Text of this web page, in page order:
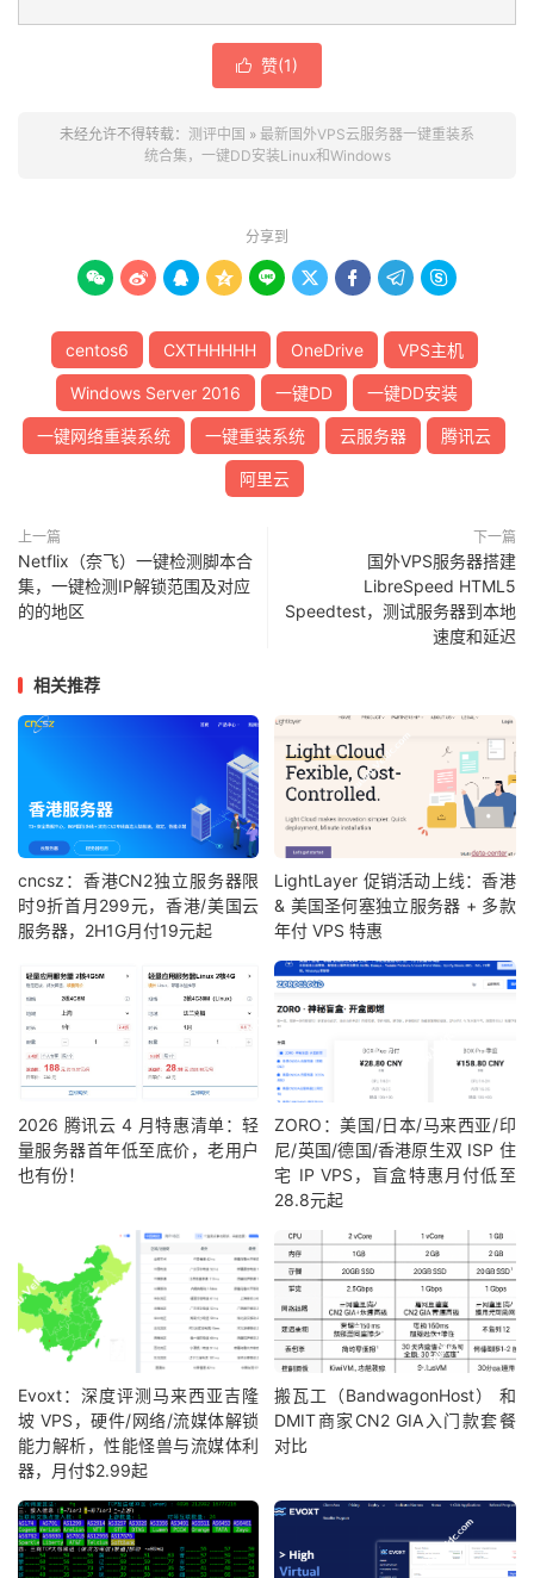
 赞(1)
未经允许不得转载： 测评中国 » 最新国外VPS云服务器一键重装系
统合集，一键DD安装Linux和Windows
分享到
        
centos6 CXTHHHHH OneDrive VPS主机
Windows Server 2016 一键DD 一键DD安装
一键网络重装系统 一键重装系统 云服务器 腾讯云
阿里云
上一篇
Netflix（奈飞）一键检测脚本合
集，一键检测IP解锁范围及对应
的的地区
下一篇
国外VPS服务器搭建
LibreSpeed HTML5
Speedtest，测试服务器到本地
速度和延迟
相关推荐
cncsz：香港CN2独立服务器限
时9折首月299元，香港/美国云
服务器，2H1G月付19元起
LightLayer 促销活动上线：香港
& 美国圣何塞独立服务器 + 多款
年付 VPS 特惠
2026 腾讯云 4 月特惠清单：轻
量服务器首年低至底价，老用户
也有份！
ZORO：美国/日本/马来西亚/印
尼/英国/德国/香港原生双 ISP 住
宅 IP VPS，盲盒特惠月付低至
28.8元起
Evoxt：深度评测马来西亚吉隆
坡 VPS，硬件/网络/流媒体解锁
能力解析，性能怪兽与流媒体利
器，月付$2.99起
搬瓦工（BandwagonHost） 和
DMIT商家CN2 GIA入门款套餐
对比